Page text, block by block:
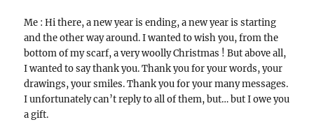
Me : Hi there, a new year is ending, a new year is starting
and the other way around. I wanted to wish you, from the
bottom of my scarf, a very woolly Christmas ! But above all,
I wanted to say thank you. Thank you for your words, your
drawings, your smiles. Thank you for your many messages.
I unfortunately can’t reply to all of them, but… but I owe you
a gift.